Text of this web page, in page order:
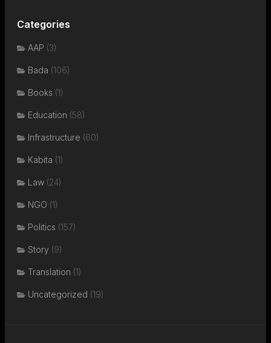
Categories
AAP (3)
Bada (106)
Books (1)
Education (58)
Infrastructure (60)
Kabita (1)
Law (24)
NGO (1)
Politics (157)
Story (9)
Translation (1)
Uncategorized (19)